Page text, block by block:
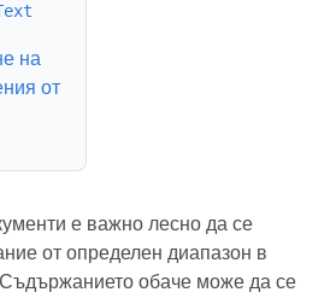
на
от
е важно лесно да се
от определен диапазон в
обаче може да се